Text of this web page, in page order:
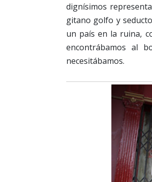
dignísimos
gitano golfo y
un país en la ruina,
encontrábamos al
necesitábamos.